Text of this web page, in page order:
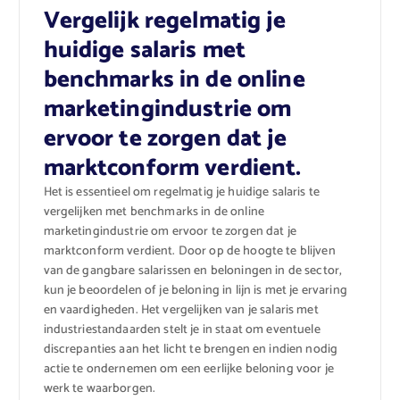
Vergelijk regelmatig je
huidige salaris met
benchmarks in de online
marketingindustrie om
ervoor te zorgen dat je
marktconform verdient.
Het is essentieel om regelmatig je huidige salaris te
vergelijken met benchmarks in de online
marketingindustrie om ervoor te zorgen dat je
marktconform verdient. Door op de hoogte te blijven
van de gangbare salarissen en beloningen in de sector,
kun je beoordelen of je beloning in lijn is met je ervaring
en vaardigheden. Het vergelijken van je salaris met
industriestandaarden stelt je in staat om eventuele
discrepanties aan het licht te brengen en indien nodig
actie te ondernemen om een eerlijke beloning voor je
werk te waarborgen.